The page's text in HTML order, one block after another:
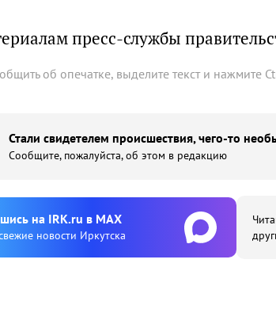
пресс-службы
об опечатке, выделите текст и нажмите
Стали свидетелем происшествия, чего-то
Сообщите, пожалуйста, об этом в редакцию
на IRK.ru в MAX
новости Иркутска